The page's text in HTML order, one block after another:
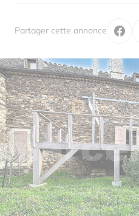
Partager cette annonce